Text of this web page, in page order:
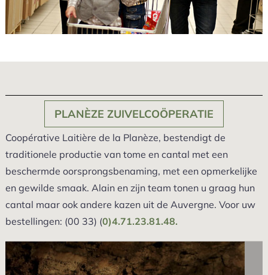
PLANÈZE ZUIVELCOÖPERATIE
Coopérative Laitière de la Planèze, bestendigt de
traditionele productie van tome en cantal met een
beschermde oorsprongsbenaming, met een opmerkelijke
en gewilde smaak. Alain en zijn team tonen u graag hun
cantal maar ook andere kazen uit de Auvergne. Voor uw
bestellingen: (00 33) (0)4.71.23.81.48.